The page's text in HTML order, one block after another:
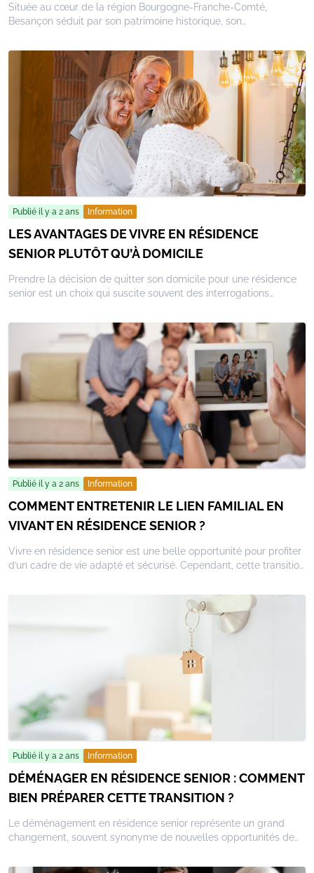
Située au cœur de la région Bourgogne-Franche-Comté,
Besançon séduit par son patrimoine historique, son
passage ou que vous souhaitiez redécouvrir la ville, nous vous
proposons une sélection d'activités incontournables pour
explorer et profiter pleinement de toutes les richesses de
Publié il y a 2 ans Information
LES AVANTAGES DE VIVRE EN RÉSIDENCE
SENIOR PLUTÔT QU’À DOMICILE
Prendre la décision de quitter son domicile pour une résidence
senior est un choix qui suscite souvent des interrogations
simple changement de cadre de vie. En optant pour une
résidence senior, vous bénéficiez d’un environnement conçu pour
répondre à vos besoins tout en préservant votre indépendance.
Dans cet article, nous vous invitons à découvrir cinq avantages
majeurs de la vie en résidence senior, une solution pensée pour
vous simplifier la vie et améliorer votre quotidien.
Publié il y a 2 ans Information
COMMENT ENTRETENIR LE LIEN FAMILIAL EN
VIVANT EN RÉSIDENCE SENIOR ?
Vivre en résidence senior est une belle opportunité pour profiter
d’un cadre de vie adapté et sécurisé. Cependant, cette transition
si elle n’est pas à proximité. Il est essentiel de maintenir un lien
solide avec ses proches pour préserver les relations familiales et
vivre sereinement cette nouvelle étape. Dans cet article, nous
vous proposons quelques astuces pratiques pour entretenir ce
Publié il y a 2 ans Information
DÉMÉNAGER EN RÉSIDENCE SENIOR : COMMENT
BIEN PRÉPARER CETTE TRANSITION ?
Le déménagement en résidence senior représente un grand
changement, souvent synonyme de nouvelles opportunités de
appréhensions. Pour que cette étape se passe dans les